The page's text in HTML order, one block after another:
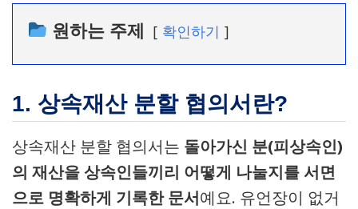
원하는 주제 확인하기
1. 상속재산 분할 협의서란?
상속재산 분할 협의서는 돌아가신 분(피상속인)
의 재산을 상속인들끼리 어떻게 나눌지를 서면
으로 명확하게 기록한 문서예요. 유언장이 없거